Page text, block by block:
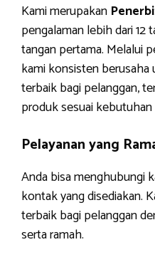
Kami merupakan
pengalaman lebih dari 12
tangan pertama. Melalui
kami konsisten
terbaik bagi pelanggan,
produk sesuai
Pelayanan yang
Anda bisa menghubungi
kontak yang disediakan.
terbaik bagi pelanggan
serta ramah.